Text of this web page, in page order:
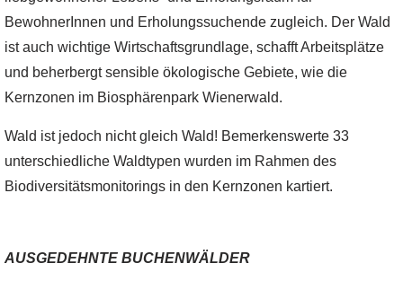
BewohnerInnen und Erholungssuchende zugleich. Der Wald
ist auch wichtige Wirtschaftsgrundlage, schafft Arbeitsplätze
und beherbergt sensible ökologische Gebiete, wie die
Kernzonen im Biosphärenpark Wienerwald.
Wald ist jedoch nicht gleich Wald! Bemerkenswerte 33
unterschiedliche Waldtypen wurden im Rahmen des
Biodiversitätsmonitorings in den Kernzonen kartiert.
AUSGEDEHNTE BUCHENWÄLDER